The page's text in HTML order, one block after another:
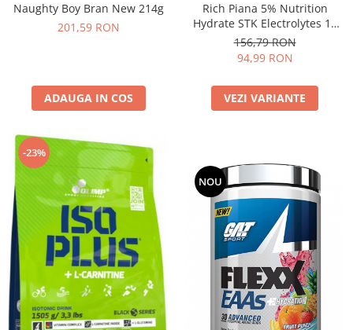
Naughty Boy Bran New 214g
201,59 RON
ADAUGA IN COS
Rich Piana 5% Nutrition
Hydrate STK Electrolytes 10
stick packs
156,79 RON
94,99 RON
VEZI VARIANTE
-23%
NOU